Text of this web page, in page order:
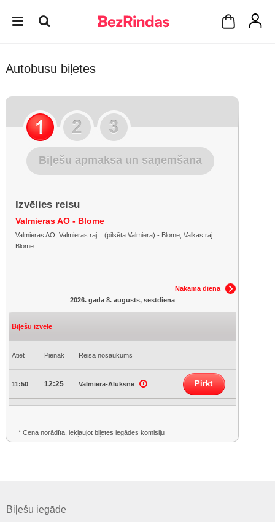
Autobusu biļetes
Biļešu apmaksa un saņemšana
Izvēlies reisu
Valmieras AO - Blome
Valmieras AO, Valmieras raj. : (pilsēta Valmiera) - Blome, Valkas raj. :
Blome
Nākamā diena
2026. gada 8. augusts, sestdiena
Biļešu izvēle
Atiet Pienāk Reisa nosaukums
11:50 12:25 Valmiera-Alūksne Pirkt
* Cena norādīta, iekļaujot biļetes iegādes komisiju
Biļešu iegāde